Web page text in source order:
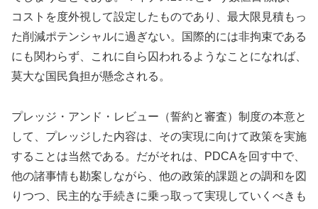
コストを度外視して設定したものであり、最大限見積もっ
た削減ポテンシャルに過ぎない。国際的には非拘束である
にも関わらず、これに自ら囚われるようなことになれば、
莫大な国民負担が懸念される。
プレッジ・アンド・レビュー（誓約と審査）制度の本意と
して、プレッジした内容は、その実現に向けて政策を実施
することは当然である。だがそれは、PDCAを回す中で、
他の諸事情も勘案しながら、他の政策的課題との調和を図
りつつ、民主的な手続きに乗っ取って実現していくべきも